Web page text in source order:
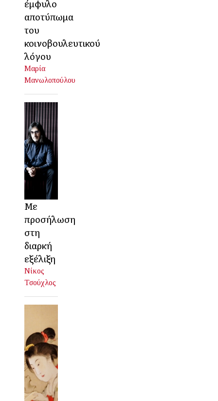
έμφυλο
αποτύπωμα
του
κοινοβουλευτικού
λόγου
Μαρία
Μανωλοπούλου
Με
προσήλωση
στη
διαρκή
εξέλιξη
Νίκος
Τσούχλος